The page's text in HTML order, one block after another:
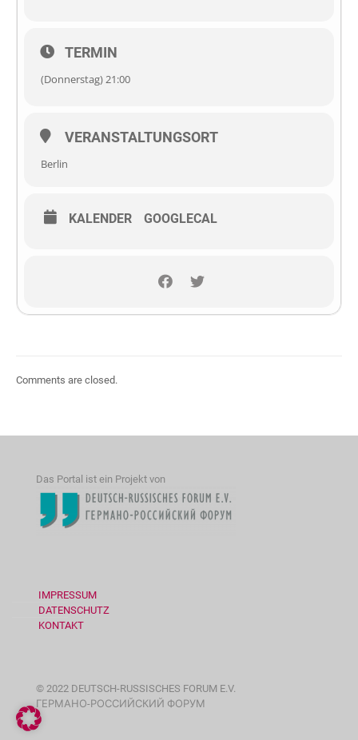
TERMIN
(Donnerstag) 21:00
VERANSTALTUNGSORT
Berlin
KALENDER GOOGLECAL
Comments are closed.
Das Portal ist ein Projekt von
IMPRESSUM
DATENSCHUTZ
KONTAKT
© 2022 DEUTSCH-RUSSISCHES FORUM E.V.
ГЕРМАНО-РОССИЙСКИЙ ФОРУМ